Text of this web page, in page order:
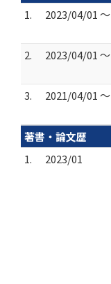
1.
2023/04/01 ～
2.
2023/04/01 ～
3.
2021/04/01 ～
著書・論文歴
1.
2023/01